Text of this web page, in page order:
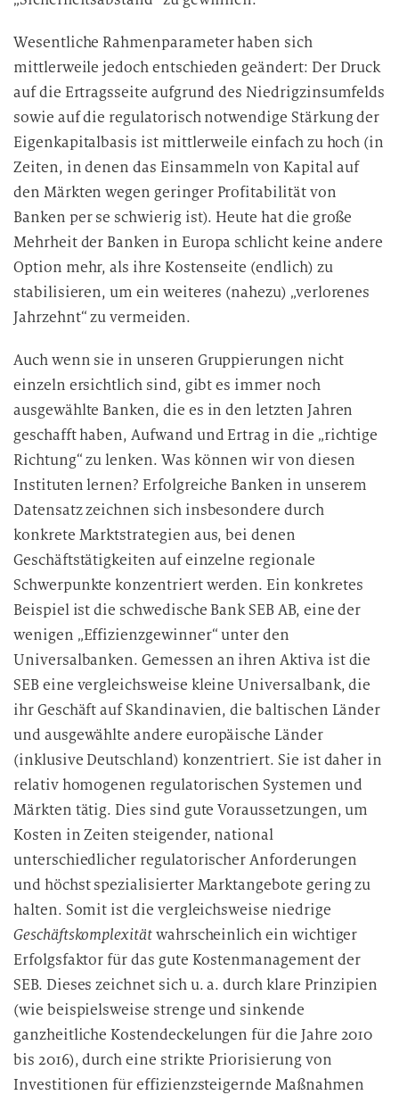
Wesentliche Rahmenparameter haben sich
mittlerweile jedoch entschieden geändert: Der Druck
auf die Ertragsseite aufgrund des Niedrigzinsumfelds
sowie auf die regulatorisch notwendige Stärkung der
Eigenkapitalbasis ist mittlerweile einfach zu hoch (in
Zeiten, in denen das Einsammeln von Kapital auf
den Märkten wegen geringer Profitabilität von
Banken per se schwierig ist). Heute hat die große
Mehrheit der Banken in Europa schlicht keine andere
Option mehr, als ihre Kostenseite (endlich) zu
stabilisieren, um ein weiteres (nahezu) „verlorenes
Jahrzehnt“ zu vermeiden.
Auch wenn sie in unseren Gruppierungen nicht
einzeln ersichtlich sind, gibt es immer noch
ausgewählte Banken, die es in den letzten Jahren
geschafft haben, Aufwand und Ertrag in die „richtige
Richtung“ zu lenken. Was können wir von diesen
Instituten lernen? Erfolgreiche Banken in unserem
Datensatz zeichnen sich insbesondere durch
konkrete Marktstrategien aus, bei denen
Geschäftstätigkeiten auf einzelne regionale
Schwerpunkte konzentriert werden. Ein konkretes
Beispiel ist die schwedische Bank SEB AB, eine der
wenigen „Effizienzgewinner“ unter den
Universalbanken. Gemessen an ihren Aktiva ist die
SEB eine vergleichsweise kleine Universalbank, die
ihr Geschäft auf Skandinavien, die baltischen Länder
und ausgewählte andere europäische Länder
(inklusive Deutschland) konzentriert. Sie ist daher in
relativ homogenen regulatorischen Systemen und
Märkten tätig. Dies sind gute Voraussetzungen, um
Kosten in Zeiten steigender, national
unterschiedlicher regulatorischer Anforderungen
und höchst spezialisierter Marktangebote gering zu
halten. Somit ist die vergleichsweise niedrige
Geschäftskomplexitätwahrscheinlich ein wichtiger
Erfolgsfaktor für das gute Kostenmanagement der
SEB. Dieses zeichnet sich u. a. durch klare Prinzipien
(wie beispielsweise strenge und sinkende
ganzheitliche Kostendeckelungen für die Jahre 2010
bis 2016), durch eine strikte Priorisierung von
Investitionen für effizienzsteigernde Maßnahmen